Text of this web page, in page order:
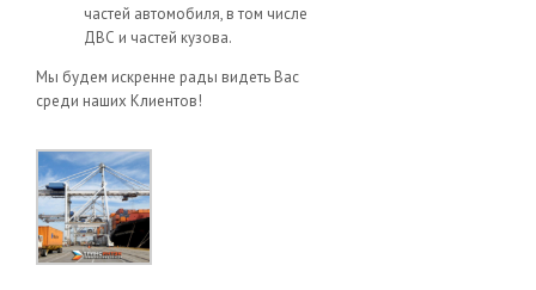
частей автомобиля, в том числе
ДВС и частей кузова.
Мы будем искренне рады видеть Вас
среди наших Клиентов!